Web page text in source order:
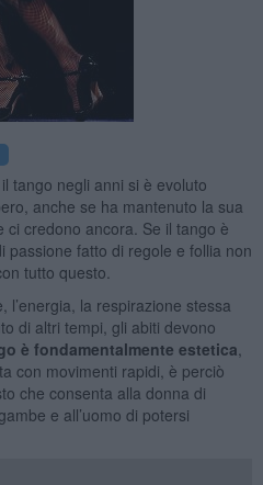
tango negli anni si è evoluto
anche se ha mantenuto la sua
credono ancora. Se il tango è
passione fatto di regole e follia non
tutto questo.
l’energia, la respirazione stessa
di altri tempi, gli abiti devono
è fondamentalmente estetica
con movimenti rapidi, è perciò
che consenta alla donna di
e all’uomo di potersi